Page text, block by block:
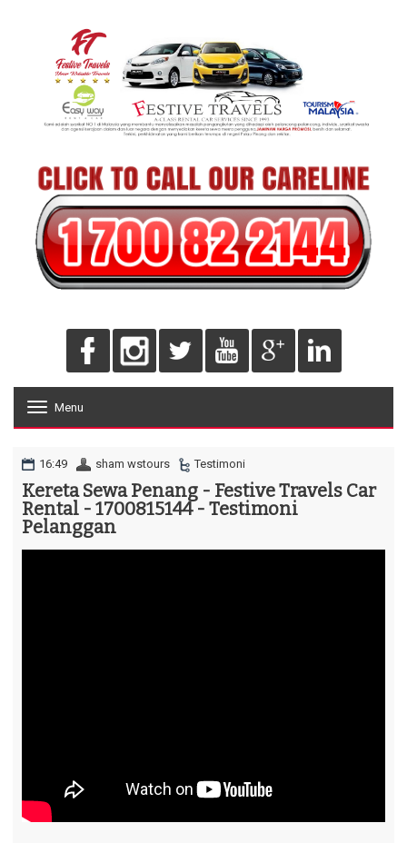
o
e
n
Menu
16:49 sham wstours Testimoni
Kereta Sewa Penang - Festive Travels Car
Rental - 1700815144 - Testimoni
Pelanggan